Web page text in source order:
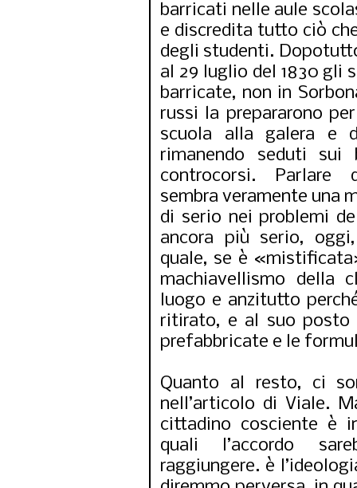
barricati nelle aule
e discredita tutto ciò
degli studenti.
al 29 luglio del 1830 gli
barricate, non in
russi la prepararono
scuola alla galera e
rimanendo seduti sui
controcorsi. Parlare
sembra veramente una
di serio nei problemi
ancora più serio,
quale, se è
machiavellismo della
luogo e anzitutto
ritirato, e al suo posto
prefabbricate e le
Quanto al resto, ci
nell’articolo di Viale.
cittadino cosciente è
quali l’accordo
raggiungere. è